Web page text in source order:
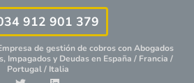
912 901 379
de gestión de cobros conAbogados
Impagados y Deudas en España / Francia /
Portugal / Italia